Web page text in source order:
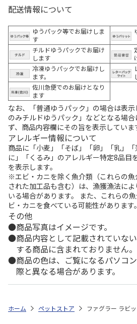
配送情報について
ゆうパック等でお届けしま
す
チルドゆうパックでお届け
します
冷凍ゆうパックでお届けし
ます。
佐川急便でのお届けとなり
ます
なお、「普通ゆうパック」の場合は表
のみチルドゆうパック」などとなる場
ず、商品内容欄にその旨を表示していま
アレルギー情報について
商品に「小麦」「そば」「卵」「乳」
に」「くるみ」のアレルギー特定8品目
を表示します。
※エビ・カニを除く魚介類（これらの
された加工品も含む）は、漁獲漁法に
いる場合があります。 また、これらの
ビ・カニを食べている可能性があります。
その他
商品写真はイメージです。
商品内容として記載されていな
する商品に含まれておりません。
商品の色は、ご覧になるパソコ
際と異なる場合があります。
ホーム ペットストア ファグラー ラビ